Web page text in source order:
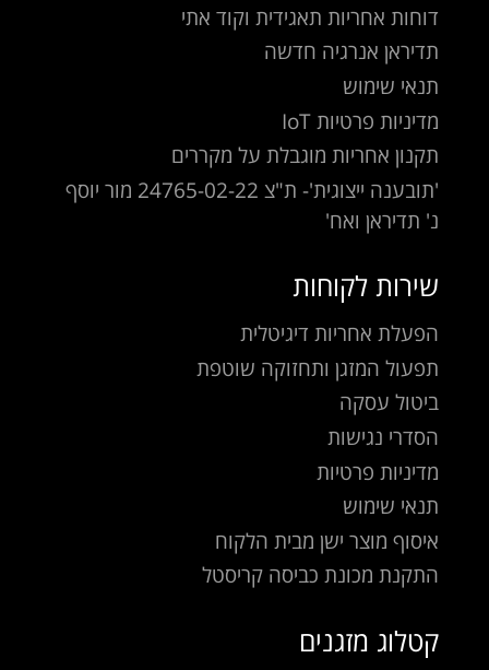
דוחות אחריות תאגידית וקוד אתי
תדיראן אנרגיה חדשה
תנאי שימוש
מדיניות פרטיות IoT
תקנון אחריות מוגבלת על מקררים
'תובענה ייצוגית'- ת"צ 24765-02-22 מור יוסף
נ' תדיראן ואח'
שירות לקוחות
הפעלת אחריות דיגיטלית
תפעול המזגן ותחזוקה שוטפת
ביטול עסקה
הסדרי נגישות
מדיניות פרטיות
תנאי שימוש
איסוף מוצר ישן מבית הלקוח
התקנת מכונת כביסה קריסטל
קטלוג מזגנים